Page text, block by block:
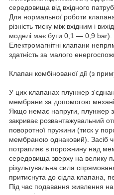
середовища від вхідного
Для нормальної роботи
різність тиску між вхідним і
моделі має бути 0,1 — 0,9 bar).
Електромагнітні клапани
здатність за малого
Клапан комбінованої дії (з
У цих клапанах плунжер
мембрани за допомогою
Якщо немає напруги, плунжер
закриває розвантажувальний
поворотної пружини (тиск у
мембраною однаковий). Засіб
потрапляє в порожнину над
середовища зверху на велику
різультувальна сила
притиснута до сідла клапана,
Під час подавання живлення